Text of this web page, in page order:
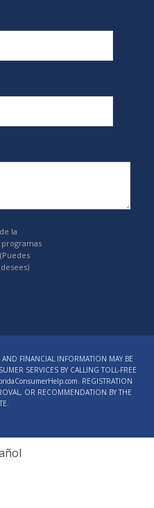
la
FINANCIAL INFORMATION MAY BE
SERVICES BY CALLING TOLL-FREE
REGISTRATION
OR RECOMMENDATION BY THE